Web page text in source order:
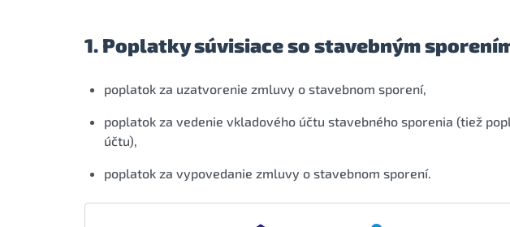
1. Poplatky súvisiace so stavebným
poplatok za uzatvorenie zmluvy o stavebnom sporení,
poplatok za vedenie vkladového účtu stavebného sporenia (tiež
účtu),
poplatok za vypovedanie zmluvy o stavebnom sporení.